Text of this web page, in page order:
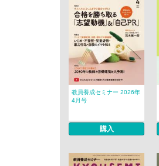
教員養成セミナー 2026年
4月号
購入